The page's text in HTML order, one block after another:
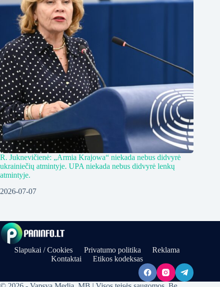
R. Juknevičienė: „Armia Krajowa“ niekada nebus didvyrė
ukrainiečių atmintyje. UPA niekada nebus didvyrė lenkų
atmintyje.
2026-07-07
Slapukai / Cookies Privatumo politika
Reklama
Kontaktai
Etikos kodeksas